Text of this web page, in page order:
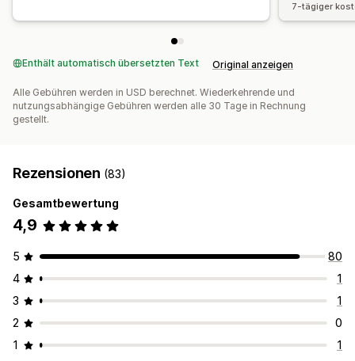
7-tägiger
Enthält automatisch übersetzten Text Original anzeigen
Alle Gebühren werden in USD berechnet. Wiederkehrende und
nutzungsabhängige Gebühren werden alle 30 Tage in Rechnung
gestellt.
Rezensionen (83)
Gesamtbewertung
4,9
5
80
4
1
3
1
2
0
1
1